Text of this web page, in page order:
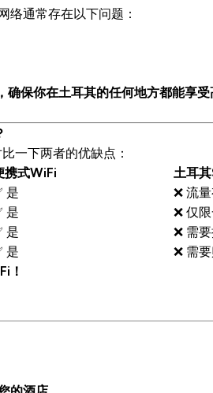
络通常存在以下问题：
保你在土耳其的任何地方都能享受
一下两者的优缺点：
携式WiFi
土耳
是
❌ 流
是
❌ 仅
是
❌ 需
是
❌ 需
！